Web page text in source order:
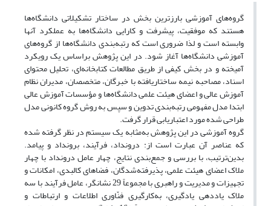
گروه‌های آموزشی بارزترین بخش در ساختار تشکیلاتی دانشگاه‌ها
هستند که موفقیت، پیشرفت و کارایی دانشگاه‌ها به عملکرد آنها
وابسته است و لذا ضروری است که رتبه‌بندی دانشگاه‌ها از گروه‌های
آموزشی دانشگاه‌ها آغاز شود. در این پژوهش براساس یک رویکرد
آمیخته و در بخش کیفی از طریق مطالعات کتابخانه‌ای، تحلیل محتوای
اسناد، مصاحبه نیمه ساختاریافته با خبرگان، متخصصان، مدیران نظام
آموزش عالی و اعضای هیئت علمی دانشگاه‌ها و مؤسسات آموزش عالی
ابتدا مدل مفهومی رتبه‌بندی تدوین و سپس به روش گروه کانونی مدل
طراحی شده مورد اعتباریابی قرار گرفت.
گروه آموزشی در این پژوهش به‌مثابه یک سیستم در نظر گرفته شده
که عناصر آن عبارت است از: درونداد، فرآیند، برونداد و پیامد.
بدین‌ترتیب، با بررسی و جمع‌بندی نتایج، چهار عامل درونداد با چهار
ملاک اعضای هیئت علمی، پذیرفته‌شدگان، فضا‌های کالبدی، امکانات و
تجهیزات و مدیریت و راهبری با مجموعاً 29 نشانگر، عامل فرآیند با سه
ملاک یاددهی یادگیری، به‌کارگیری فنّاوری اطلاعات و ارتباطات و